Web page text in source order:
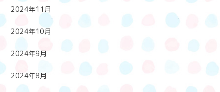
2024年11月
2024年10月
2024年9月
2024年8月